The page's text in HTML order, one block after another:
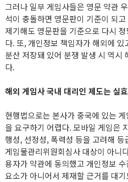
그러나 일부 게임사들은 영문 약관
석이 충돌하면 영문판이 기준이 되
제기해도 영문판을 기준으로 다시
다. 또, 개인정보 책임자가 해외에
분산 저장돼 있어 분쟁 발생 시 역시
다.
해외 게임사 국내 대리인 제도는 실
현행법으로는 본사가 중국에 있는
을 요구하기 어렵다. 모바일 게임은
행성, 선정성, 폭력성 등을 고려해
게임물관리위원회심사 대상이 아니
용자가 약관에 동의했고 개인정보
요소가 아니어서 제재할 근거를 대